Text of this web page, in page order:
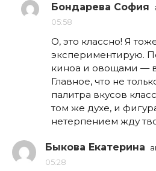
Бондарева София
05:58
О, это классно! Я
экспериментирую.
киноа и овощами —
Главное, что не
палитра вкусов
том же духе, и
нетерпением жду
Быкова Екатерина
05:28